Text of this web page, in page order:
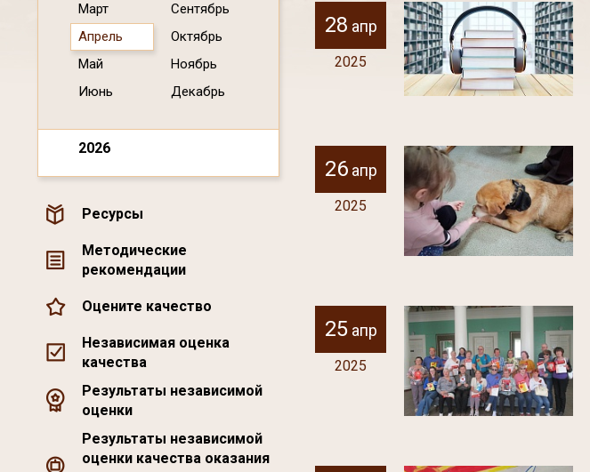
Март
Апрель
Май
Июнь
Сентябрь
Октябрь
Ноябрь
Декабрь
2026
Ресурсы
Методические
рекомендации
Оцените качество
Независимая оценка
качества
Результаты независимой
оценки
Результаты независимой
оценки качества оказания
28 апр
2025
26апр
2025
25апр
2025